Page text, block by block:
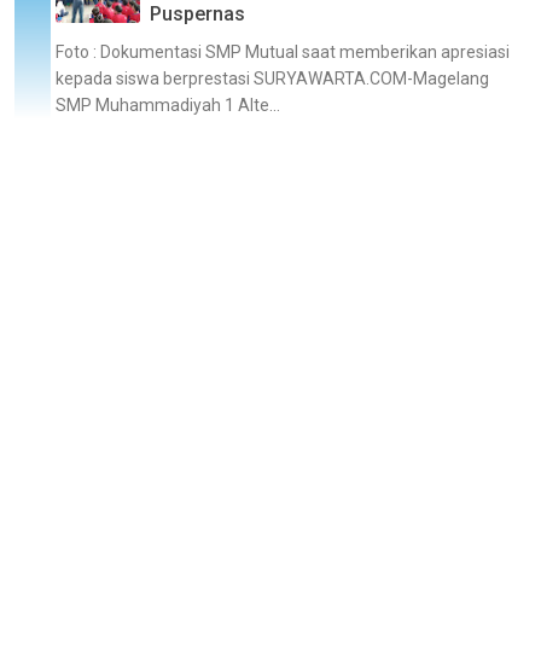
Puspernas
Foto : Dokumentasi SMP Mutual saat memberikan apresiasi
kepada siswa berprestasi SURYAWARTA.COM-Magelang
SMP Muhammadiyah 1 Alte...